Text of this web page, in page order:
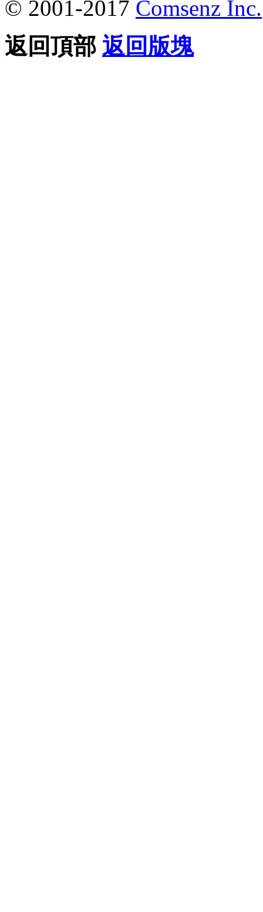
© 2001-2017 Comsenz Inc.
返回頂部 返回版塊